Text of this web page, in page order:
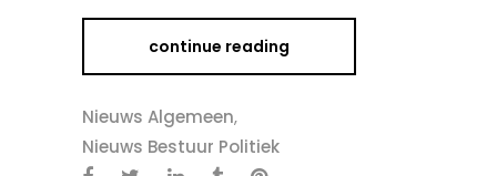
continue reading
Nieuws Algemeen,
Nieuws Bestuur Politiek